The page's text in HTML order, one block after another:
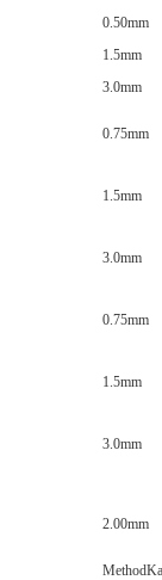
0.50mm
1.5mm
3.0mm
0.75mm
1.5mm
3.0mm
0.75mm
1.5mm
3.0mm
2.00mm